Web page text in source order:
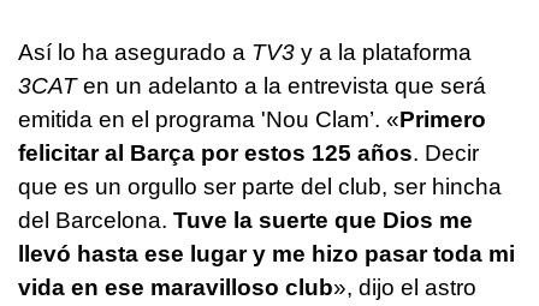
Así lo ha asegurado a TV3 y a la plataforma
3CATen un adelanto a la entrevista que será
emitida en el programa 'Nou Clam’. «Primero
felicitar al Barça por estos 125 años. Decir
que es un orgullo ser parte del club, ser hincha
del Barcelona. Tuve la suerte que Dios me
llevó hasta ese lugar y me hizo pasar toda mi
vida en ese maravilloso club», dijo el astro